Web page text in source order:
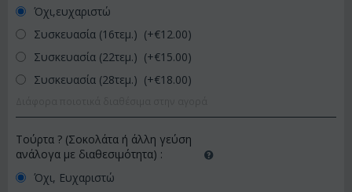
Όχι,ευχαριστώ
Συσκευασία (16τεμ.) (+€12.00)
Συσκευασία (22τεμ.) (+€15.00)
Συσκευασία (28τεμ.) (+€18.00)
Τούρτα ? (Σοκολάτα ή άλλη γεύση
ανάλογα με διαθεσιμότητα) :
Όχι, Ευχαριστώ